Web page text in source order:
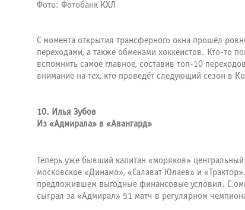
Фото: Фотобанк КХЛ
С момента открытия трансферного окна прошёл
переходами, а также обменами хоккеистов. Кто-то
вспомнить самое главное, составив топ-10
внимание на тех, кто проведёт следующий сезон в
10. Илья Зубов
Из «Адмирала» в «Авангард»
Теперь уже бывший капитан «моряков»
московское «Динамо», «Салават Юлаев» и
предложившем выгодные финансовые условия. С
сыграл за «Адмирал» 51 матч в регулярном